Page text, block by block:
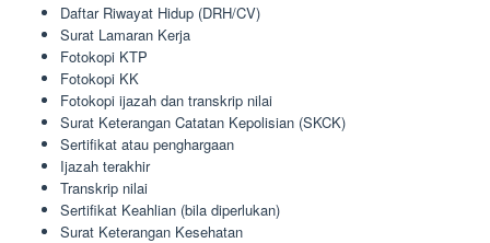
Daftar Riwayat Hidup (DRH/CV)
Surat Lamaran Kerja
Fotokopi KTP
Fotokopi KK
Fotokopi ijazah dan transkrip nilai
Surat Keterangan Catatan Kepolisian (SKCK)
Sertifikat atau penghargaan
Ijazah terakhir
Transkrip nilai
Sertifikat Keahlian (bila diperlukan)
Surat Keterangan Kesehatan